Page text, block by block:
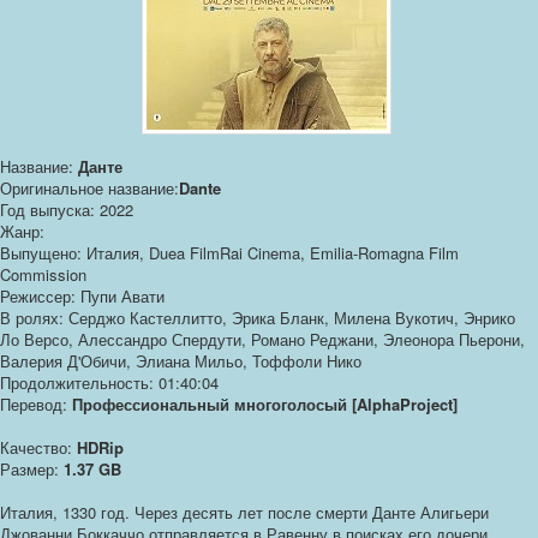
Название: Данте
Оригинальное название:Dante
Год выпуска: 2022
Жанр:
Выпущено: Италия, Duea FilmRai Cinema, Emilia-Romagna Film
Commission
Режиссер: Пупи Авати
В ролях: Серджо Кастеллитто, Эрика Бланк, Милена Вукотич, Энрико
Ло Версо, Алессандро Спердути, Романо Реджани, Элеонора Пьерони,
Валерия Д'Обичи, Элиана Мильо, Тоффоли Нико
Продолжительность: 01:40:04
Перевод: Профессиональный многоголосый [AlphaProject]
Качество: HDRip
Размер: 1.37 GB
Италия, 1330 год. Через десять лет после смерти Данте Алигьери
Джованни Боккаччо отправляется в Равенну в поисках его дочери